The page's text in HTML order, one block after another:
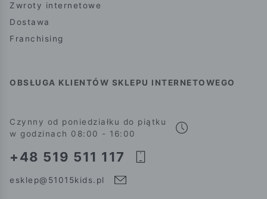
Zwroty internetowe
Dostawa
Franchising
OBSŁUGA KLIENTÓW SKLEPU INTERNETOWEGO
Czynny od poniedziałku do piątku
w godzinach 08:00 - 16:00
+48 519 511 117
esklep@51015kids.pl